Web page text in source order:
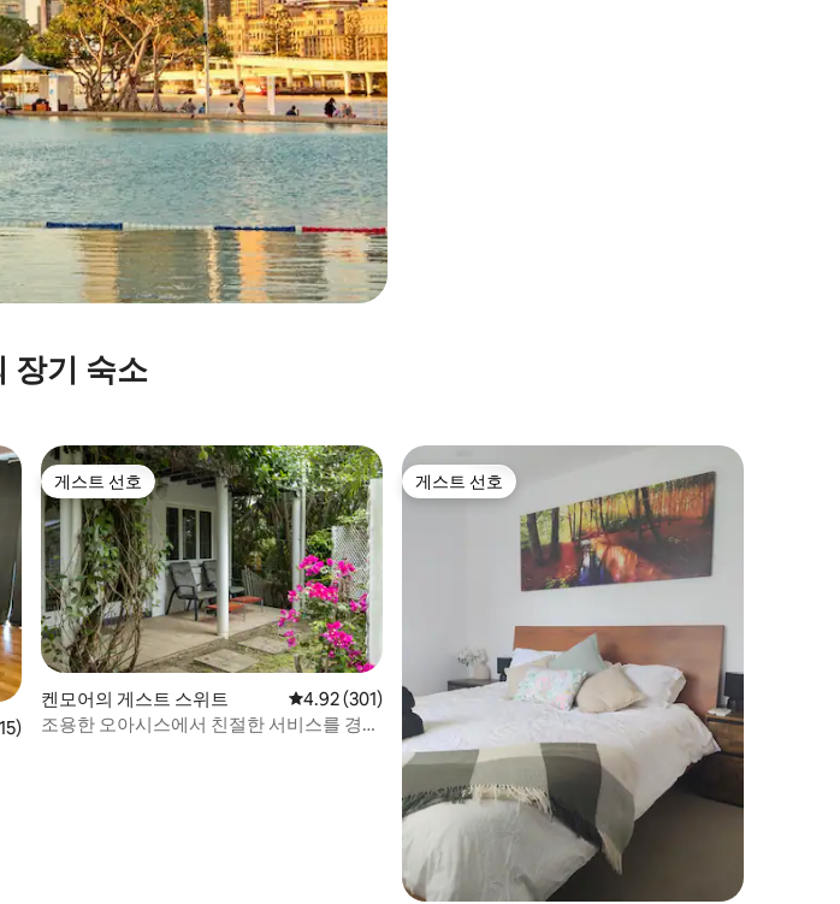
장기 숙소
(5점 만점), 후기 415개
게스트 선호
게스트 선호
켄모어의 게스트 스위트 평점 4.92점(5점 만점), 후기 301개
4.92 (301)
조용한 오아시스에서 친절한 서비스를 경험
게스트 선호
게스트 선호